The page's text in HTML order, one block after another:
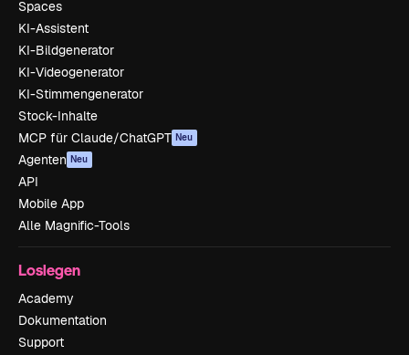
Spaces
KI-Assistent
KI-Bildgenerator
KI-Videogenerator
KI-Stimmengenerator
Stock-Inhalte
MCP für Claude/ChatGPT Neu
Agenten Neu
API
Mobile App
Alle Magnific-Tools
Loslegen
Academy
Dokumentation
Support